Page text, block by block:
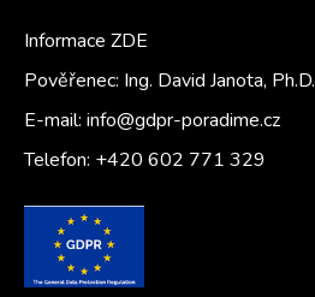
Informace ZDE
Pověřenec: Ing. David Janota, Ph.D.
E-mail: info@gdpr-poradime.cz
Telefon: +420 602 771 329